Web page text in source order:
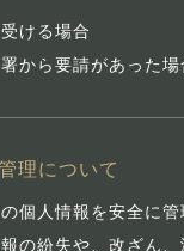
ける場合
から要請があった場
理について
個人情報を安全に管
の紛失や、改ざん